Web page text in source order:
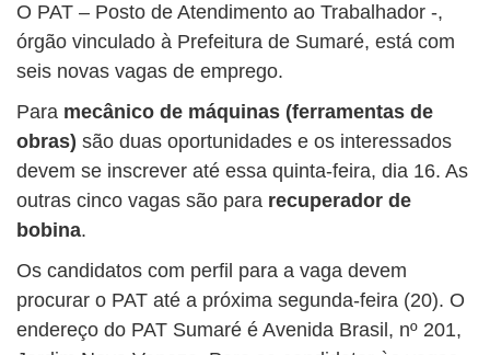
BUSCAR
O PAT – Posto de Atendimento ao Trabalhador -,
órgão vinculado à Prefeitura de Sumaré, está com
seis novas vagas de emprego.
Para mecânico de máquinas (ferramentas de
obras) são duas oportunidades e os interessados
devem se inscrever até essa quinta-feira, dia 16. As
outras cinco vagas são para recuperador de
bobina.
Os candidatos com perfil para a vaga devem
procurar o PAT até a próxima segunda-feira (20). O
endereço do PAT Sumaré é Avenida Brasil, nº 201,